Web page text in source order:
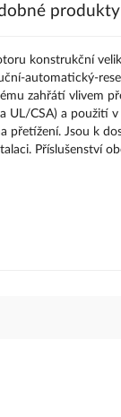
produkty
konstrukční
automatický-
zahřátí vlivem
UL/CSA) a použití
přetížení. Jsou k
Příslušenství